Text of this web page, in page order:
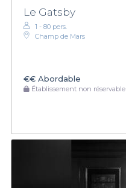
Le Gatsby
1 - 80 pers.
Champ de Mars
€€ Abordable
Établissement non réservable